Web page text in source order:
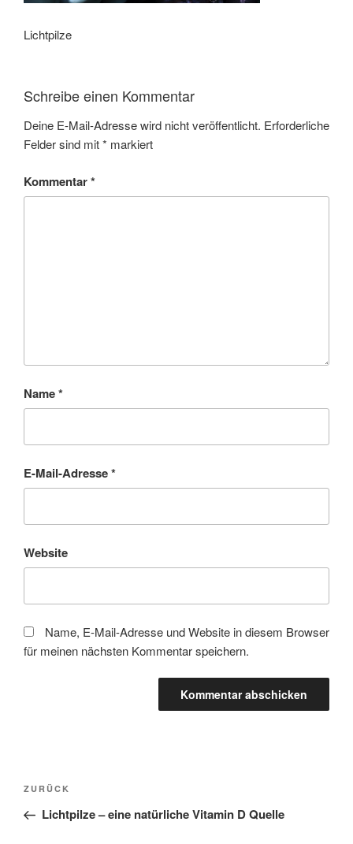
Lichtpilze
Schreibe einen Kommentar
Deine E-Mail-Adresse wird nicht veröffentlicht. Erforderliche
Felder sind mit* markiert
Kommentar*
Name*
E-Mail-Adresse*
Website
Name, E-Mail-Adresse und Website in diesem Browser
für meinen nächsten Kommentar speichern.
Beitragsnavigation
Vorheriger
Beitrag
ZURÜCK
Lichtpilze – eine natürliche Vitamin D Quelle